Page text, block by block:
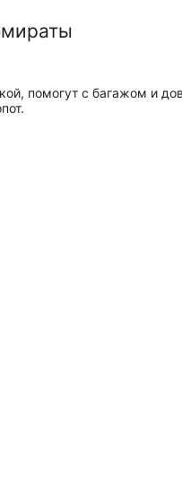
помогут с багажом и